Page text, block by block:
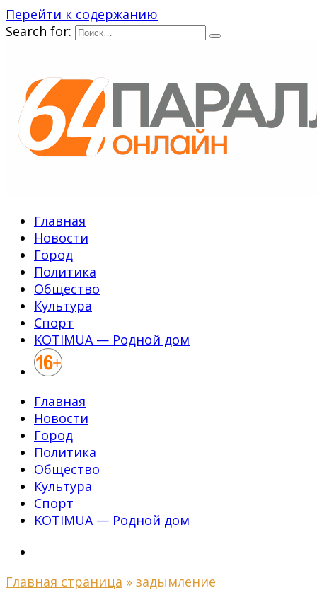
Перейти к содержанию
Search for:
Главная
Новости
Город
Политика
Общество
Культура
Спорт
KOTIMUA — Родной дом
Главная
Новости
Город
Политика
Общество
Культура
Спорт
KOTIMUA — Родной дом
Главная страница » задымление